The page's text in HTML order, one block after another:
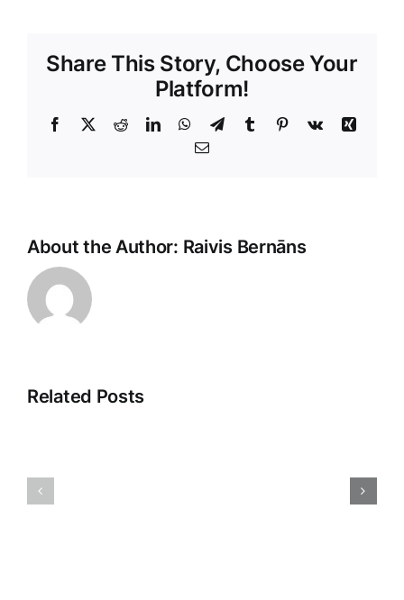
Share This Story, Choose Your
Platform!
Facebook
X RedditLinkedInWhatsApp
TelegramTumblr Pinterest
Vk
Xing
E-
About the Author: Raivis Bernāns
Related Posts